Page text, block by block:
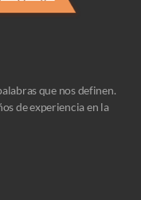
que nos definen.
de experiencia en la